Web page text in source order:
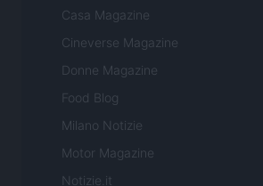
Casa Magazine
Cineverse Magazine
Donne Magazine
Food Blog
Milano Notizie
Motor Magazine
Notizie.it